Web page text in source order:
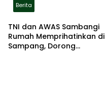
Berita
TNI dan AWAS Sambangi
Rumah Memprihatinkan di
Sampang, Dorong